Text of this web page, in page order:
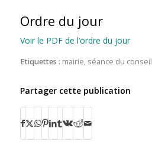
Ordre du jour
Voir le PDF de l’ordre du jour
Etiquettes : mairie, séance du conseil
Partager cette publication